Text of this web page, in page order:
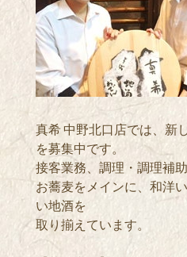
真希 中野北口店では、新
を募集中です。
接客業務、調理・調理補
お蕎麦をメインに、和洋
い地酒を
取り揃えています。